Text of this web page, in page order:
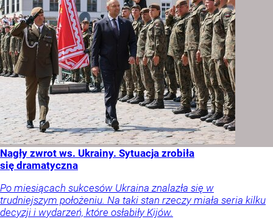
Nagły zwrot ws. Ukrainy. Sytuacja zrobiła
się dramatyczna
Po miesiącach sukcesów Ukraina znalazła się w
trudniejszym położeniu. Na taki stan rzeczy miała seria kilku
decyzji i wydarzeń, które osłabiły Kijów.